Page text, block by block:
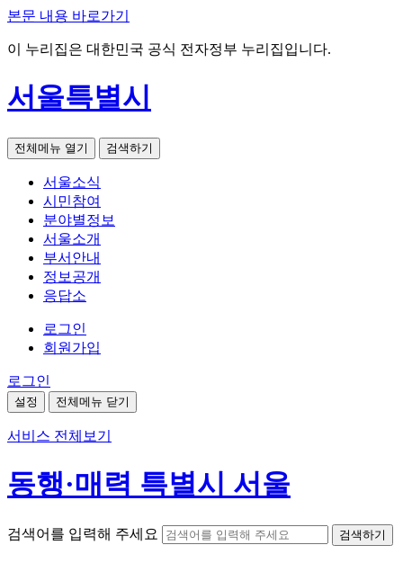
본문 내용 바로가기
이 누리집은 대한민국 공식 전자정부 누리집입니다.
서울특별시
전체메뉴 열기 검색하기
서울소식
시민참여
분야별정보
서울소개
부서안내
정보공개
응답소
로그인
회원가입
로그인
설정 전체메뉴 닫기
서비스 전체보기
동행·매력 특별시 서울
검색어를 입력해 주세요 검색하기